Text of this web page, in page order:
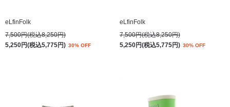
eLfinFolk
7,500円(税込8,250円)
5,250円(税込5,775円) 30% OFF
eLfinFolk
7,500円(税込8,250円)
5,250円(税込5,775円) 30% OFF